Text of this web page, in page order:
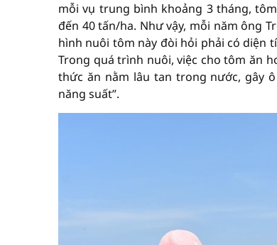
mỗi vụ trung bình khoảng 3 tháng,
đến 40 tấn/ha. Như vậy, mỗi năm ông
hình nuôi tôm này đòi hỏi phải có diện
Trong quá trình nuôi, việc cho tôm ăn
thức ăn nằm lâu tan trong nước, gây
năng suất”.